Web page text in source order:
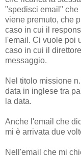
"spedisci email" che
viene premuto, che
caso in cui il
l'email. Ci vuole poi
caso in cui il
messaggio.
Nel titolo missione
data in inglese tra
la data.
Anche l'email che
mi è arrivata due
Nell'email che mi